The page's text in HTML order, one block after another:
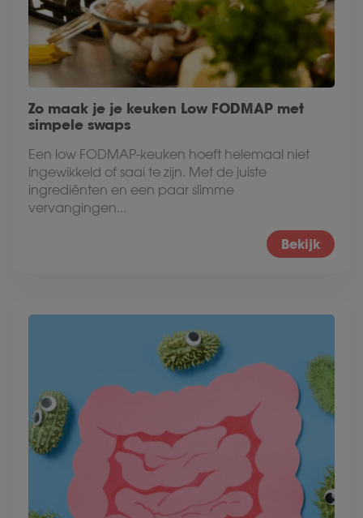
Zo maak je je keuken Low FODMAP met
simpele swaps
Een low FODMAP-keuken hoeft helemaal niet
ingewikkeld of saai te zijn. Met de juiste
ingrediënten en een paar slimme
vervangingen...
Bekijk